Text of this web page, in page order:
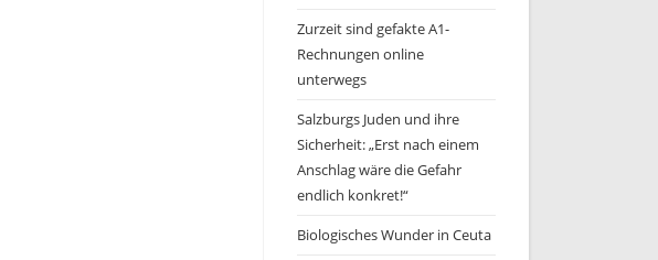
Zurzeit sind gefakte A1-
Rechnungen online
unterwegs
Salzburgs Juden und ihre
Sicherheit: „Erst nach einem
Anschlag wäre die Gefahr
endlich konkret!“
Biologisches Wunder in Ceuta